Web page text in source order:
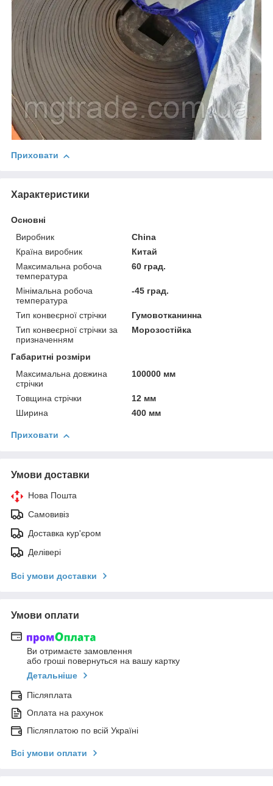
Приховати
Характеристики
Основні
Виробник
China
Країна виробник
Китай
Максимальна робоча
температура
60 град.
Мінімальна робоча
температура
-45 град.
Тип конвеєрної стрічки
Гумовотканинна
Тип конвеєрної стрічки за
призначенням
Морозостійка
Габаритні розміри
Максимальна довжина
стрічки
100000 мм
Товщина стрічки
12 мм
Ширина
400 мм
Приховати
Умови доставки
Нова Пошта
Самовивіз
Доставка кур'єром
Делівері
Всі умови доставки
Умови оплати
Ви отримаєте замовлення
або гроші повернуться на вашу картку
Детальніше
Післяплата
Оплата на рахунок
Післяплатою по всій Україні
Всі умови оплати